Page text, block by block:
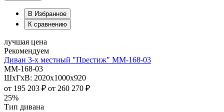
В Избранное
К сравнению
лучшая цена
Рекомендуем
Диван 3-х местный "Престиж" ММ-168-03
ММ-168-03
ШхГхВ: 2020х1000х920
от 195 203 ₽ от 260 270 ₽
25%
Тип дивана